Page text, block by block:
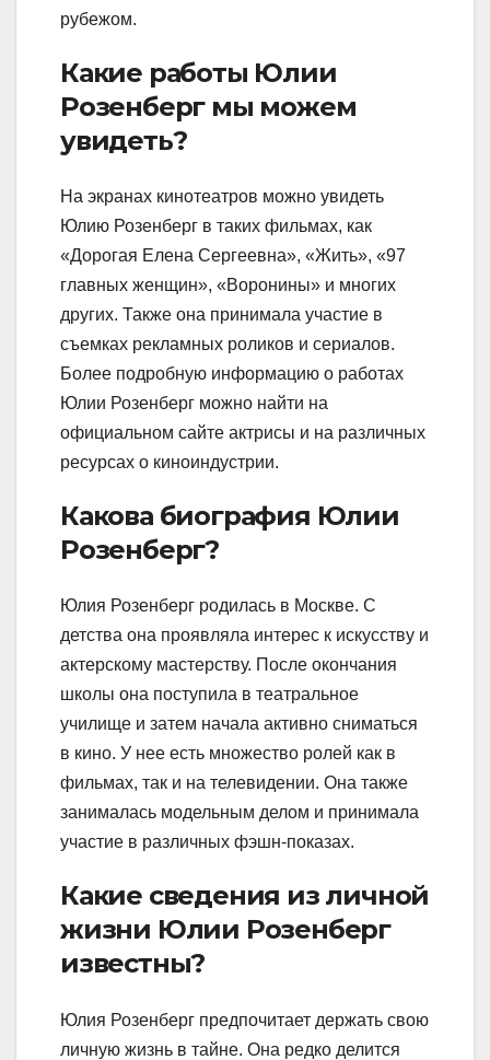
рубежом.
Какие работы Юлии
Розенберг мы можем
увидеть?
На экранах кинотеатров можно увидеть
Юлию Розенберг в таких фильмах, как
«Дорогая Елена Сергеевна», «Жить», «97
главных женщин», «Воронины» и многих
других. Также она принимала участие в
съемках рекламных роликов и сериалов.
Более подробную информацию о работах
Юлии Розенберг можно найти на
официальном сайте актрисы и на различных
ресурсах о киноиндустрии.
Какова биография Юлии
Розенберг?
Юлия Розенберг родилась в Москве. С
детства она проявляла интерес к искусству и
актерскому мастерству. После окончания
школы она поступила в театральное
училище и затем начала активно сниматься
в кино. У нее есть множество ролей как в
фильмах, так и на телевидении. Она также
занималась модельным делом и принимала
участие в различных фэшн-показах.
Какие сведения из личной
жизни Юлии Розенберг
известны?
Юлия Розенберг предпочитает держать свою
личную жизнь в тайне. Она редко делится